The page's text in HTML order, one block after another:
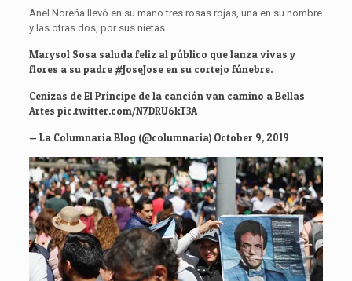
Anel Noreña llevó en su mano tres rosas rojas, una en su nombre
y las otras dos, por sus nietas.
Marysol Sosa saluda feliz al público que lanza vivas y
flores a su padre#JoseJoseen su cortejo fúnebre.
Cenizas de El Príncipe de la canción van camino a Bellas
Artes pic.twitter.com/N7DRU6kT3A
— La Columnaria Blog (@columnaria) October 9, 2019